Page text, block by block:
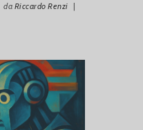
da Riccardo Renzi |